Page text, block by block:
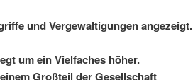
und Vergewaltigungen angezeigt.
um ein Vielfaches höher.
Großteil der Gesellschaft